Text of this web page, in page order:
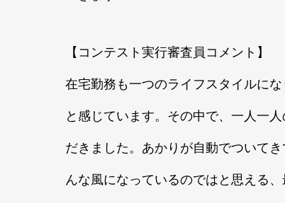
【コンテスト実行審査員コメント】
在宅勤務も一つのライフスタイルに
と感じています。その中で、一人一
だきました。あかりが自動でついて
んな風になっているのではと思える